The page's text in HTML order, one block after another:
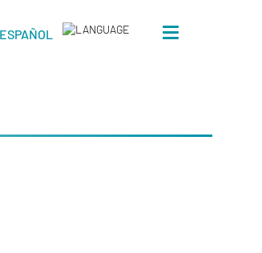
Toggle
ESPAÑOL